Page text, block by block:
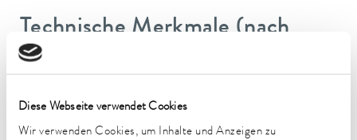
Diese Webseite verwendet Cookies
Wir verwenden Cookies, um Inhalte und Anzeigen zu
Technische Merkmale (nach
DIN 12876)
Arbeitstemperaturbereich
-35 ... 200 °C